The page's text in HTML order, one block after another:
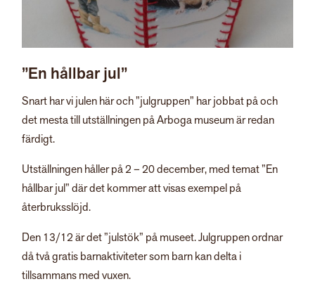
”En hållbar jul”
Snart har vi julen här och ”julgruppen” har jobbat på och
det mesta till utställningen på Arboga museum är redan
färdigt.
Utställningen håller på 2 – 20 december, med temat ”En
hållbar jul” där det kommer att visas exempel på
återbruksslöjd.
Den 13/12 är det ”julstök” på museet. Julgruppen ordnar
då två gratis barnaktiviteter som barn kan delta i
tillsammans med vuxen.